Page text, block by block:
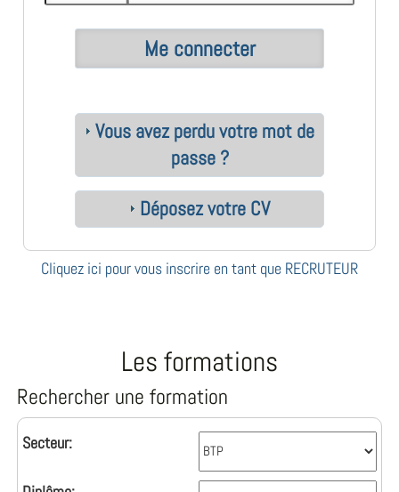
Vous avez perdu votre mot de
passe ?
Déposez votre CV
Cliquez ici pour vous inscrire en tant que RECRUTEUR
Les formations
Rechercher une formation
Secteur: